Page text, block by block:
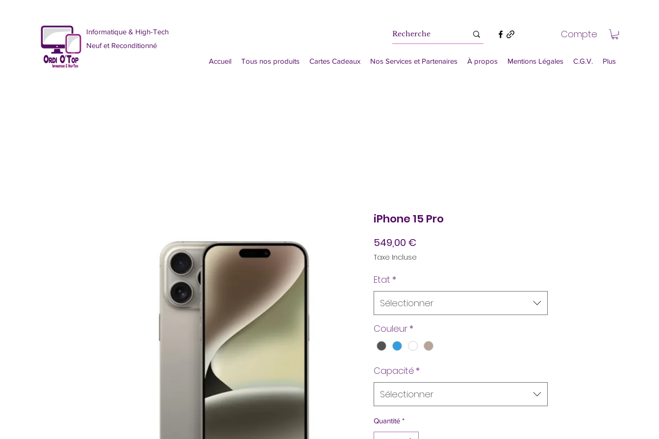
Informatique & High-Tech
Neuf et Reconditionné
Compte
Accueil Tous nos produits Cartes Cadeaux Nos Services et Partenaires À propos Mentions Légales C.G.V. Plus
iPhone 15 Pro
549,00 €
Taxe Incluse
Etat *
Sélectionner
Couleur *
Capacité *
Sélectionner
Quantité *